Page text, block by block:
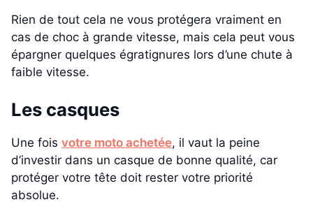
Rien de tout cela ne vous protégera vraiment en
cas de choc à grande vitesse, mais cela peut vous
épargner quelques égratignures lors d’une chute à
faible vitesse.
Les casques
Une fois votre moto achetée, il vaut la peine
d’investir dans un casque de bonne qualité, car
protéger votre tête doit rester votre priorité
absolue.